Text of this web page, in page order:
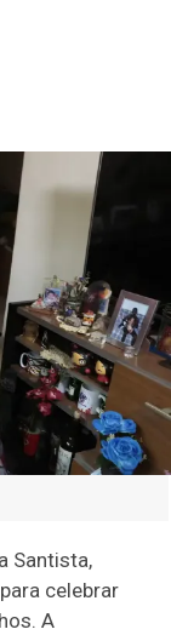
Santista,
celebrar
A